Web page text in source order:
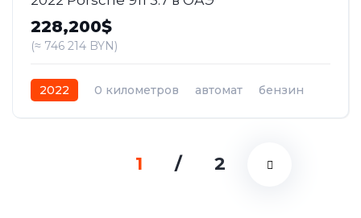
228,200$
(≈ 746 214 BYN)
2022 0 километров автомат
бензин
1 / 2